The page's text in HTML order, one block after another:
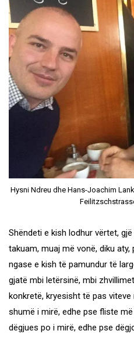
Hysni Ndreu dhe Hans-Joachim
Shëndeti e kish lodhur vërtet,
takuam, muaj më vonë, diku
ngase e kish të pamundur të
gjatë mbi letërsinë, mbi
konkretë, kryesisht të pas
shumë i mirë, edhe pse fliste më
dëgjues po i mirë, edhe pse